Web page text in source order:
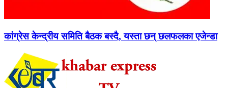
कांग्रेस केन्द्रीय समिति बैठक बस्दै, यस्ता छन् छलफलका एजेन्डा